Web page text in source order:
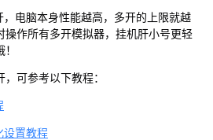
电脑本身性能越高，多开的上限就越
操作所有多开模拟器，挂机肝小号更轻
可参考以下教程：
设置教程